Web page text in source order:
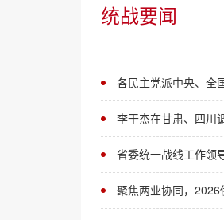
统战要闻
各民主党派中央、全
李干杰在甘肃、四川
省委统一战线工作领
聚焦两业协同，